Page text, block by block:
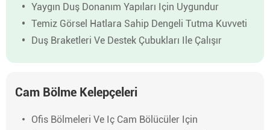
Yaygın Duş Donanım Yapıları Için Uygundur
Temiz Görsel Hatlara Sahip Dengeli Tutma Kuvveti
Duş Braketleri Ve Destek Çubukları Ile Çalışır
Cam Bölme Kelepçeleri
Ofis Bölmeleri Ve Iç Cam Bölücüler Için